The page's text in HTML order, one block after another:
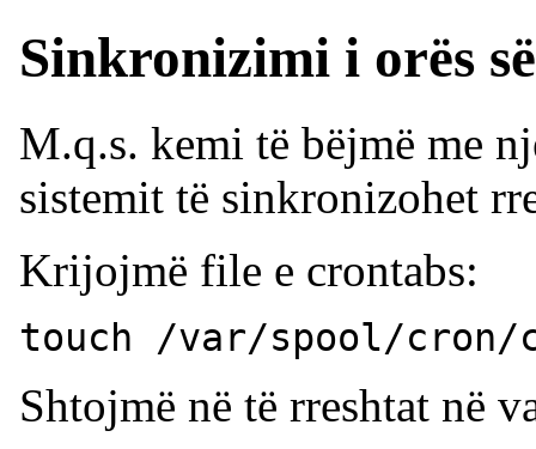
Sinkronizimi i orës
M.q.s. kemi të bëjmë me
sistemit të sinkronizohet
Krijojmë file e crontabs:
touch /var/spool/cron/
Shtojmë në të rreshtat në